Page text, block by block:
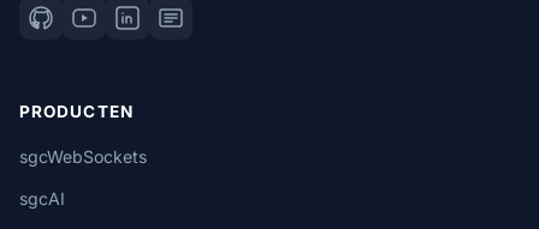
PRODUCTEN
sgcWebSockets
sgcAI